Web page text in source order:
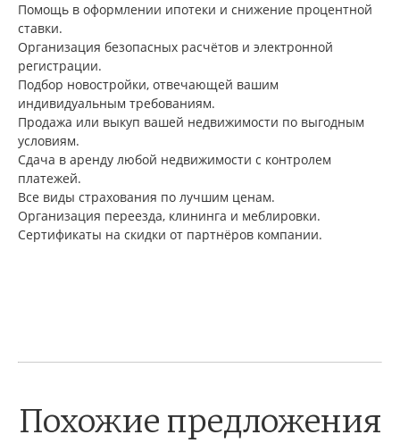
Помощь в оформлении ипотеки и снижение процентной
ставки.
Организация безопасных расчётов и электронной
регистрации.
Подбор новостройки, отвечающей вашим
индивидуальным требованиям.
Продажа или выкуп вашей недвижимости по выгодным
условиям.
Сдача в аренду любой недвижимости с контролем
платежей.
Все виды страхования по лучшим ценам.
Организация переезда, клининга и меблировки.
Сертификаты на скидки от партнёров компании.
Похожие предложения